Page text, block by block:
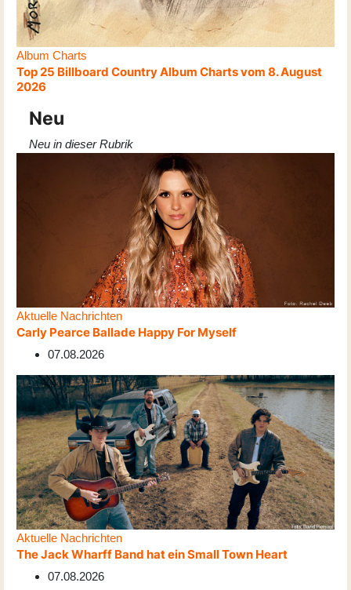
Album Charts
Top 25 Billboard Country Album Charts vom 8. August
2026
Neu
Neu in dieser Rubrik
Aktuelle Nachrichten
Carly Pearce Ballade Happy For Myself
07.08.2026
Aktuelle Nachrichten
The Jack Wharff Band hat ein Small Town Heart
07.08.2026